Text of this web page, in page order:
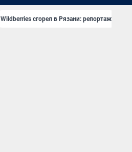
Wildberries сгорел в Рязани: репортаж